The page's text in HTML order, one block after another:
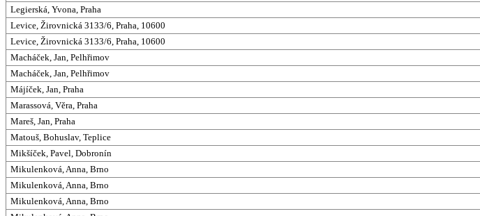
Legierská, Yvona, Praha
Levice, Žirovnická 3133/6, Praha, 10600
Levice, Žirovnická 3133/6, Praha, 10600
Macháček, Jan, Pelhřimov
Macháček, Jan, Pelhřimov
Májíček, Jan, Praha
Marassová, Věra, Praha
Mareš, Jan, Praha
Matouš, Bohuslav, Teplice
Mikšíček, Pavel, Dobronín
Mikulenková, Anna, Brno
Mikulenková, Anna, Brno
Mikulenková, Anna, Brno